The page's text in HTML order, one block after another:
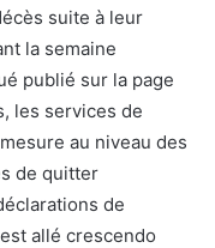
suite à leur
la semaine
publié sur la page
les services de
au niveau des
de quitter
de
allé crescendo